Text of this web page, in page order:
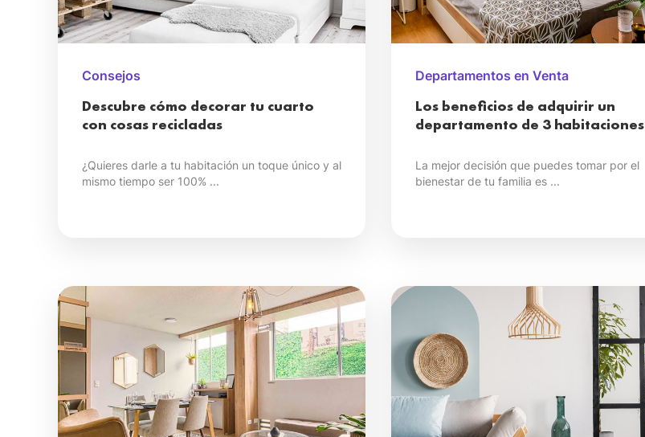
Consejos
Descubre cómo decorar tu cuarto
con cosas recicladas
¿Quieres darle a tu habitación un toque único y al
mismo tiempo ser 100% ...
Departamentos en Venta
Los beneficios de adquirir un
departamento de 3 habitaciones
La mejor decisión que puedes tomar por el
bienestar de tu familia es ...